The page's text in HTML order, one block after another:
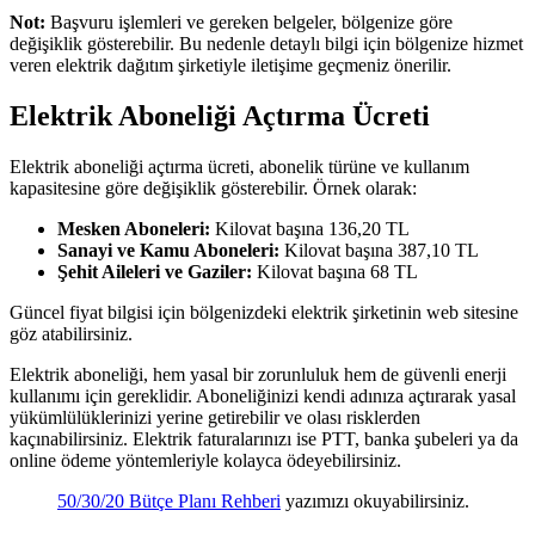
Not: Başvuru işlemleri ve gereken belgeler, bölgenize göre
değişiklik gösterebilir. Bu nedenle detaylı bilgi için bölgenize hizmet
veren elektrik dağıtım şirketiyle iletişime geçmeniz önerilir.
Elektrik Aboneliği Açtırma Ücreti
Elektrik aboneliği açtırma ücreti, abonelik türüne ve kullanım
kapasitesine göre değişiklik gösterebilir. Örnek olarak:
Mesken Aboneleri: Kilovat başına 136,20 TL
Sanayi ve Kamu Aboneleri: Kilovat başına 387,10 TL
Şehit Aileleri ve Gaziler: Kilovat başına 68 TL
Güncel fiyat bilgisi için bölgenizdeki elektrik şirketinin web sitesine
göz atabilirsiniz.
Elektrik aboneliği, hem yasal bir zorunluluk hem de güvenli enerji
kullanımı için gereklidir. Aboneliğinizi kendi adınıza açtırarak yasal
yükümlülüklerinizi yerine getirebilir ve olası risklerden
kaçınabilirsiniz. Elektrik faturalarınızı ise PTT, banka şubeleri ya da
online ödeme yöntemleriyle kolayca ödeyebilirsiniz.
50/30/20 Bütçe Planı Rehberi yazımızı okuyabilirsiniz.